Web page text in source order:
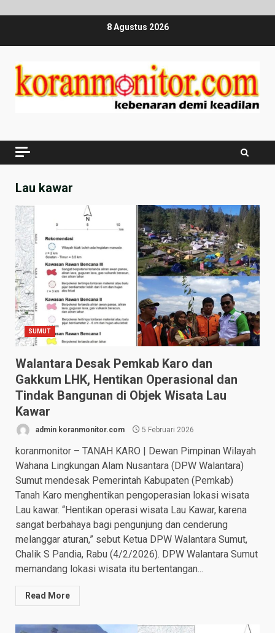
8 Agustus 2026
Lau kawar
SUMUT
Walantara Desak Pemkab Karo dan
Gakkum LHK, Hentikan Operasional dan
Tindak Bangunan di Objek Wisata Lau
Kawar
admin koranmonitor.com 5 Februari 2026
koranmonitor – TANAH KARO | Dewan Pimpinan Wilayah
Wahana Lingkungan Alam Nusantara (DPW Walantara)
Sumut mendesak Pemerintah Kabupaten (Pemkab)
Tanah Karo menghentikan pengoperasian lokasi wisata
Lau kawar. “Hentikan operasi wisata Lau Kawar, karena
sangat berbahaya bagi pengunjung dan cenderung
melanggar aturan,” sebut Ketua DPW Walantara Sumut,
Chalik S Pandia, Rabu (4/2/2026). DPW Walantara Sumut
memandang lokasi wisata itu bertentangan...
Read More